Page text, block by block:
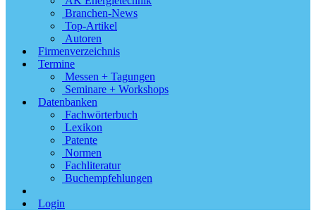
Branchen-News
Top-Artikel
Autoren
Firmenverzeichnis
Termine
Messen + Tagungen
Seminare + Workshops
Datenbanken
Fachwörterbuch
Lexikon
Patente
Normen
Fachliteratur
Buchempfehlungen
Login